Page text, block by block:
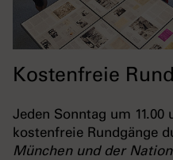
Kostenfreie
Jeden Sonntag um
kostenfreie Rundgänge
München und der